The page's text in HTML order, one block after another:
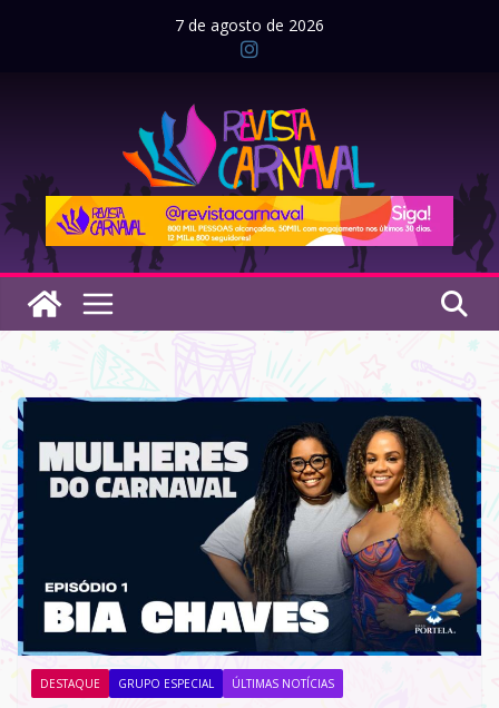
7 de agosto de 2026
DESTAQUE GRUPO ESPECIAL ÚLTIMAS NOTÍCIAS